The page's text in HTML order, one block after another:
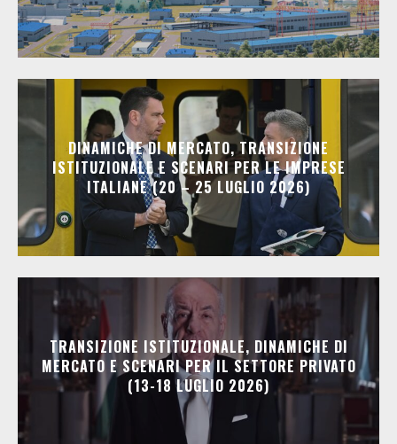
DINAMICHE DI MERCATO, TRANSIZIONE
ISTITUZIONALE E SCENARI PER LE IMPRESE
ITALIANE (20 – 25 LUGLIO 2026)
TRANSIZIONE ISTITUZIONALE, DINAMICHE DI
MERCATO E SCENARI PER IL SETTORE PRIVATO
(13-18 LUGLIO 2026)